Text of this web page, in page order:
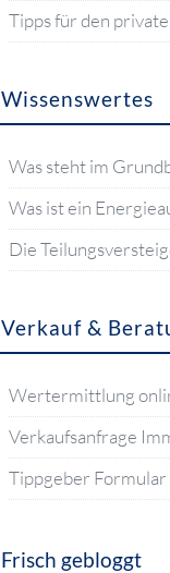
Tipps für den
Wissenswertes
Was steht im
Was ist ein
Die
Verkauf &
Wertermittlung
Verkaufsanfrage
Tippgeber Formular
Frisch gebloggt